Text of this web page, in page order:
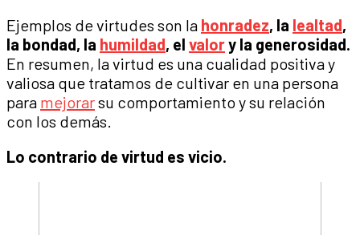
Ejemplos de virtudes son la honradez, la lealtad,
la bondad, la humildad, el valory la generosidad.
En resumen, la virtud es una cualidad positiva y
valiosa que tratamos de cultivar en una persona
para mejorarsu comportamiento y su relación
con los demás.
Lo contrario de virtud es vicio.